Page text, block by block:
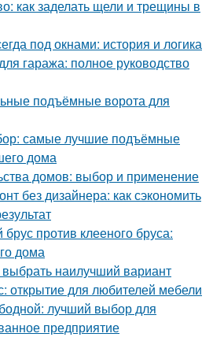
как заделать щели и трещины в
под окнами: история и логика
гаража: полное руководство
подъёмные ворота для
самые лучшие подъёмные
дома
домов: выбор и применение
без дизайнера: как сэкономить
против клееного бруса:
дома
наилучший вариант
открытие для любителей мебели
лучший выбор для
предприятие